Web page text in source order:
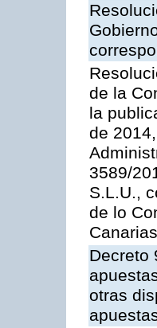
de la
la
de
3589/
S.L.U.,
de lo
Decreto
otras